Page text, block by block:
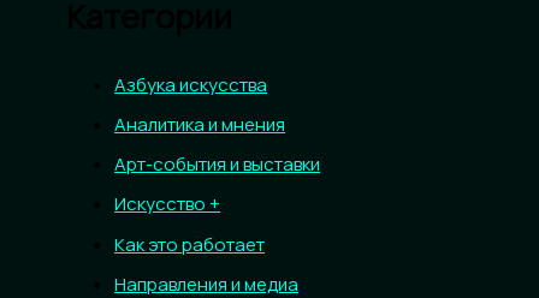
Азбука искусства
Аналитика и мнения
Арт-события и выставки
Искусство +
Как это работает
Направления и медиа